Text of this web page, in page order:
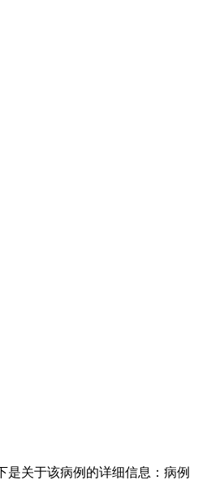
是关于该病例的详细信息：病例